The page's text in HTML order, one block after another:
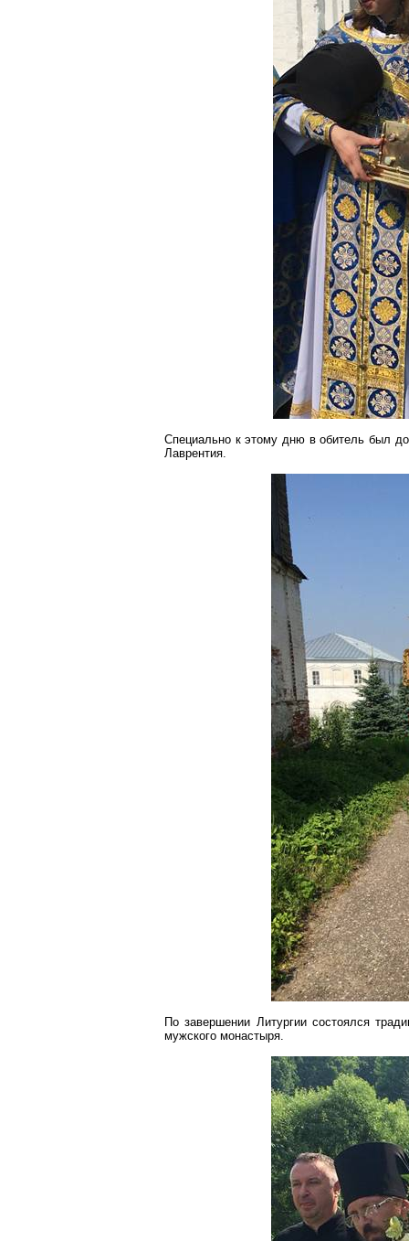
Специально к этому дню в обитель был
Лаврентия.
По завершении Литургии состоялся
мужского монастыря.